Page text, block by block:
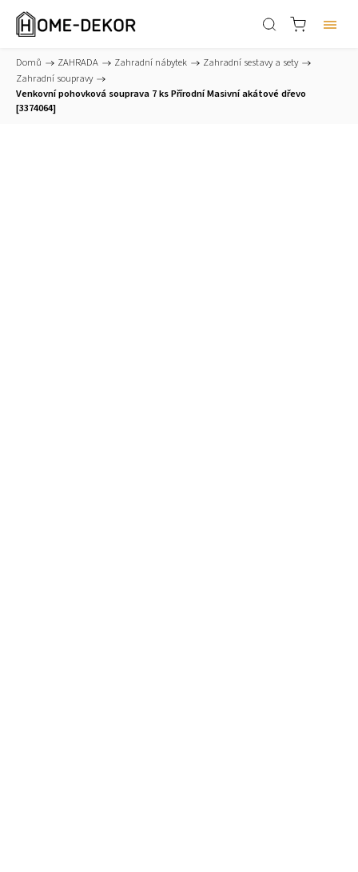
Domů / ZAHRADA / Zahradní nábytek / Zahradní sestavy a sety /
Zahradní soupravy /
Venkovní pohovková souprava 7 ks Přírodní Masivní akátové dřevo
[3374064]